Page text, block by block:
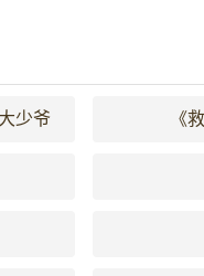
少爷 《